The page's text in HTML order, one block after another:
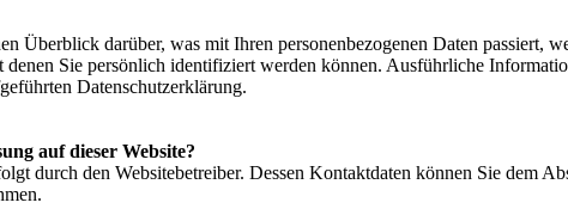
Überblick darüber, was mit Ihren personenbezogenen Daten passiert,
denen Sie persönlich identifiziert werden können. Ausführliche
Datenschutzerklärung.
auf dieser Website?
durch den Websitebetreiber. Dessen Kontaktdaten können Sie dem